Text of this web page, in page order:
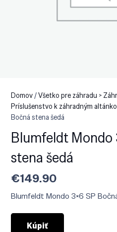
Domov/Všetko pre záhradu >
Príslušenstvo k záhradným
Bočná stena šedá
Blumfeldt Mondo
stena šedá
€149.90
Blumfeldt Mondo 3×6 SP
Kúpiť